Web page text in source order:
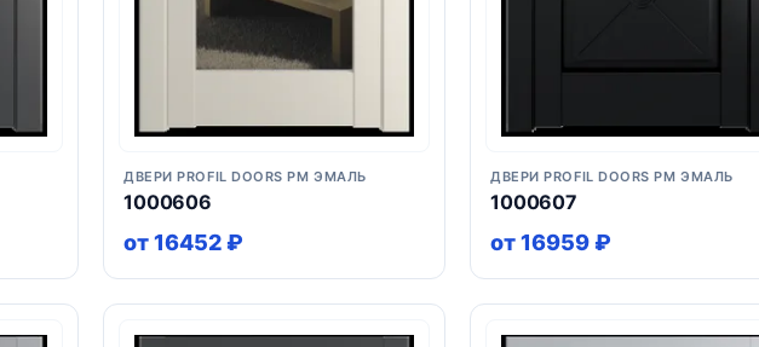
ДВЕРИ PROFIL DOORS PM ЭМАЛЬ
1000606
от 16452 ₽
ДВЕРИ PROFIL DOORS PM ЭМАЛЬ
1000607
от 16959 ₽